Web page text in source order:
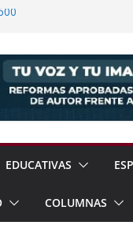
EDUCATIVAS
COLUMNAS